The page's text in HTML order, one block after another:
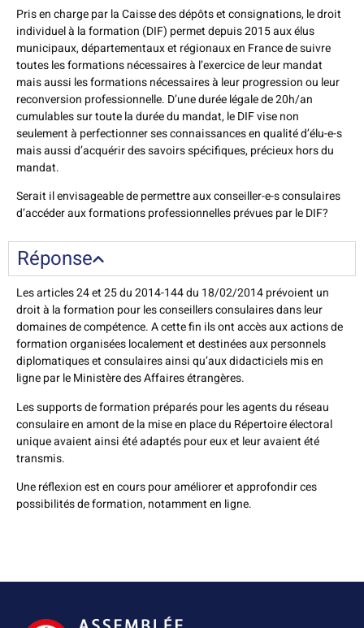
Pris en charge par la Caisse des dépôts et consignations, le droit
individuel à la formation (DIF) permet depuis 2015 aux élus
municipaux, départementaux et régionaux en France de suivre
toutes les formations nécessaires à l’exercice de leur mandat
mais aussi les formations nécessaires à leur progression ou leur
reconversion professionnelle. D’une durée légale de 20h/an
cumulables sur toute la durée du mandat, le DIF vise non
seulement à perfectionner ses connaissances en qualité d’élu-e-s
mais aussi d’acquérir des savoirs spécifiques, précieux hors du
mandat.
Serait il envisageable de permettre aux conseiller-e-s consulaires
d’accéder aux formations professionnelles prévues par le DIF?
Réponse
Les articles 24 et 25 du 2014-144 du 18/02/2014 prévoient un
droit à la formation pour les conseillers consulaires dans leur
domaines de compétence. A cette fin ils ont accès aux actions de
formation organisées localement et destinées aux personnels
diplomatiques et consulaires ainsi qu’aux didacticiels mis en
ligne par le Ministère des Affaires étrangères.
Les supports de formation préparés pour les agents du réseau
consulaire en amont de la mise en place du Répertoire électoral
unique avaient ainsi été adaptés pour eux et leur avaient été
transmis.
Une réflexion est en cours pour améliorer et approfondir ces
possibilités de formation, notamment en ligne.